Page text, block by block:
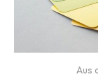
Aus